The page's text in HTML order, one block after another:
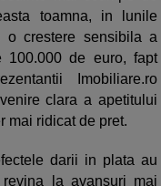
toamna, in lunile
o crestere sensibila a
100.000 de euro, fapt
Imobiliare.ro
clara a apetitului
mai ridicat de pret.
darii in plata au
la avansuri mai